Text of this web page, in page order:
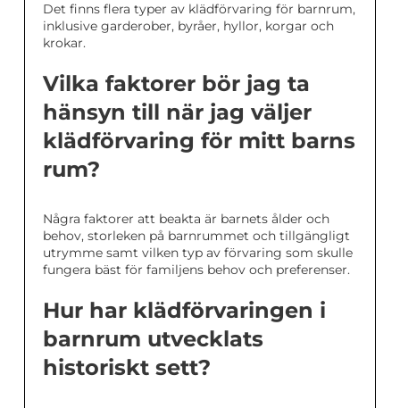
Det finns flera typer av klädförvaring för barnrum,
inklusive garderober, byråer, hyllor, korgar och
krokar.
Vilka faktorer bör jag ta
hänsyn till när jag väljer
klädförvaring för mitt barns
rum?
Några faktorer att beakta är barnets ålder och
behov, storleken på barnrummet och tillgängligt
utrymme samt vilken typ av förvaring som skulle
fungera bäst för familjens behov och preferenser.
Hur har klädförvaringen i
barnrum utvecklats
historiskt sett?